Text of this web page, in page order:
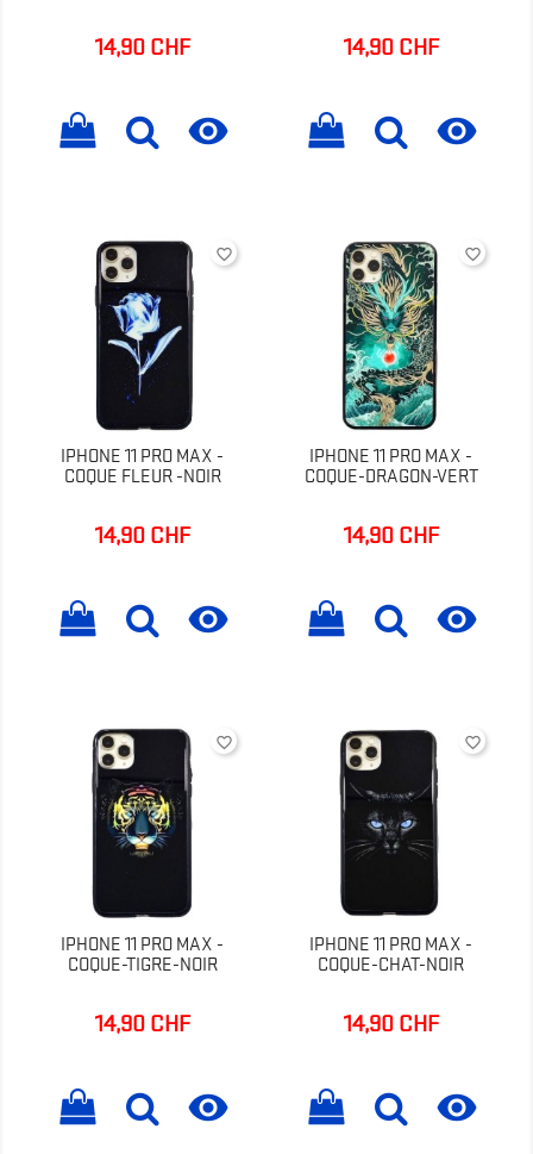
Prix
14,90 CHF

Prix
14,90 CHF

IPHONE 11 PRO MAX -
COQUE FLEUR -NOIR
Prix
14,90 CHF

favorite_border
IPHONE 11 PRO MAX -
COQUE-DRAGON-VERT
Prix
14,90 CHF

favorite_border
IPHONE 11 PRO MAX -
COQUE-TIGRE-NOIR
Prix
14,90 CHF

favorite_border
IPHONE 11 PRO MAX -
COQUE-CHAT-NOIR
Prix
14,90 CHF

favorite_border